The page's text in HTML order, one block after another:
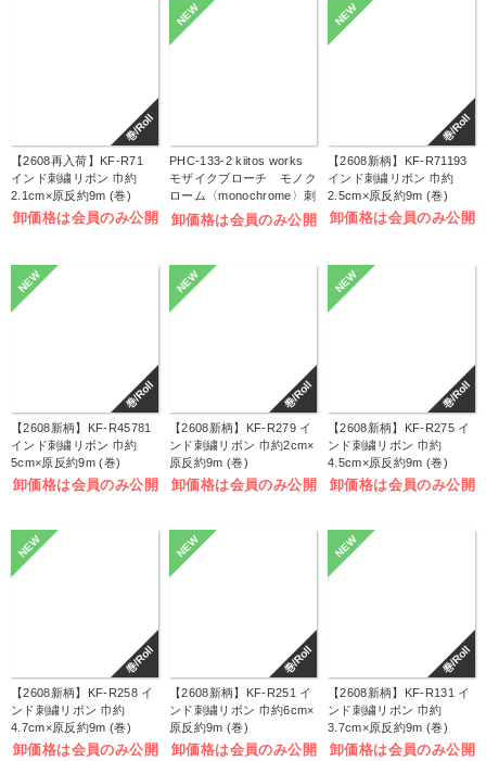
巻/Roll
【2608再入荷】KF-R71
インド刺繍リボン 巾約
2.1cm×原反約9m (巻)
卸価格は会員のみ公開
NEW
PHC-133-2 kiitos works
モザイクブローチ モノク
ローム〈monochrome〉刺
しゅうキット (袋)
卸価格は会員のみ公開
巻/Roll
NEW
【2608新柄】KF-R71193
インド刺繍リボン 巾約
2.5cm×原反約9m (巻)
卸価格は会員のみ公開
NEW
巻/Roll
【2608新柄】KF-R45781
インド刺繍リボン 巾約
5cm×原反約9m (巻)
卸価格は会員のみ公開
巻/Roll
NEW
【2608新柄】KF-R279 イ
ンド刺繍リボン 巾約2cm×
原反約9m (巻)
卸価格は会員のみ公開
巻/Roll
NEW
【2608新柄】KF-R275 イ
ンド刺繍リボン 巾約
4.5cm×原反約9m (巻)
卸価格は会員のみ公開
NEW
巻/Roll
【2608新柄】KF-R258 イ
ンド刺繍リボン 巾約
4.7cm×原反約9m (巻)
卸価格は会員のみ公開
NEW
巻/Roll
【2608新柄】KF-R251 イ
ンド刺繍リボン 巾約6cm×
原反約9m (巻)
卸価格は会員のみ公開
NEW
巻/Roll
【2608新柄】KF-R131 イ
ンド刺繍リボン 巾約
3.7cm×原反約9m (巻)
卸価格は会員のみ公開